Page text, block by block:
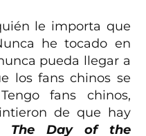
le importa que
he tocado en
pueda llegar a
los fans chinos se
fans chinos,
de que hay
The Day of the